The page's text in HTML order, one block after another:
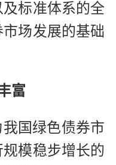
标准体系的全
场发展的基础
富
国绿色债券市
模稳步增长的